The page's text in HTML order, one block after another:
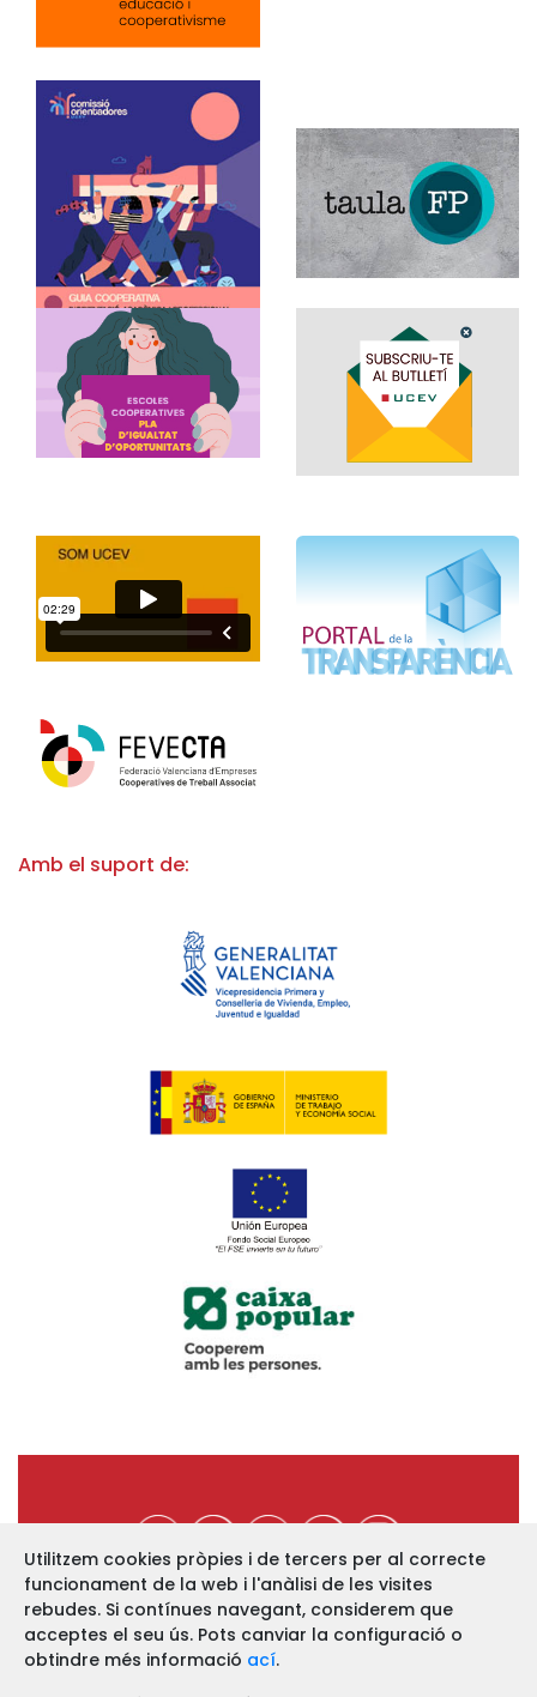
Amb el suport de:
https://www.ucev.coop
C/ Arquebisbe Majoral, 11-B
46002 VALÈNCIA
Utilitzem cookies pròpies i de tercers per al correcte
funcionament de la web i l'anàlisi de les visites
rebudes. Si contínues navegant, considerem que
acceptes el seu ús. Pots canviar la configuració o
obtindre més informació ací.